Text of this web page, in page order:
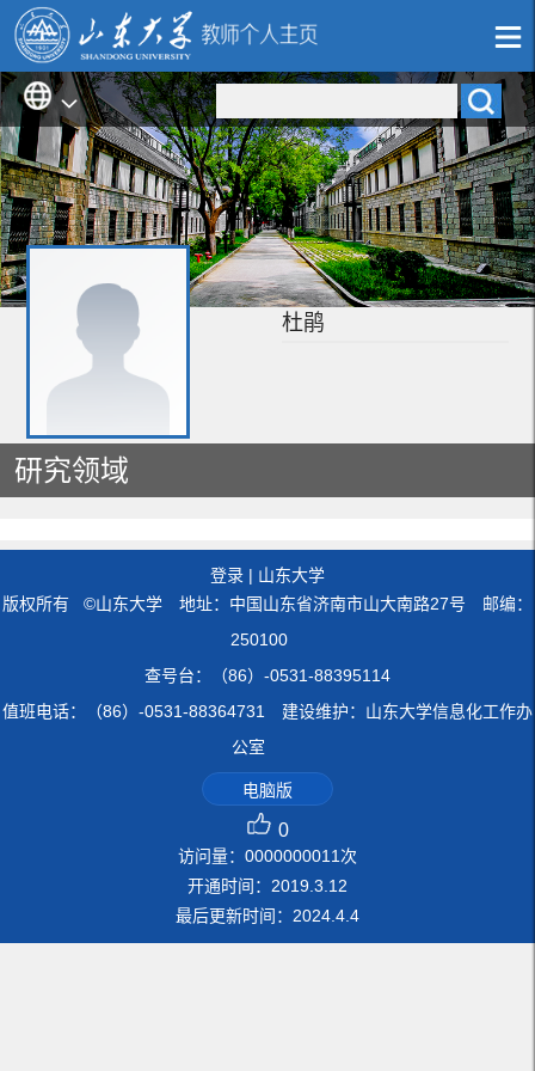
杜鹃
研究领域
登录 | 山东大学
版权所有 ©山东大学 地址：中国山东省济南市山大南路27号 邮编：
250100
查号台：（86）-0531-88395114
值班电话：（86）-0531-88364731 建设维护：山东大学信息化工作办
公室
电脑版
0
访问量： 0000000011次
开通时间： 2019.3.12
最后更新时间： 2024.4.4